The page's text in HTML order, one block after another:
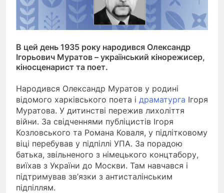
В цей день 1935 року народився Олександр
Ігорьович Муратов – український кінорежисер,
кіносценарист та поет.
Народився Олександр Муратов у родині
відомого харківського поета і драматурга Ігоря
Муратова. У дитинстві пережив лихоліття
війни. За свідченнями публіцистів Ігоря
Козловського та Романа Коваля, у підлітковому
віці перебував у підпіллі УПА. За порадою
батька, звільненого з німецького концтабору,
виїхав з України до Москви. Там навчався і
підтримував зв’язки з антисталінським
підпіллям.